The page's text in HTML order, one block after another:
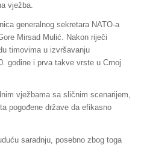
vježba.
generalnog sekretara NATO-a
Mirsad Mulić. Nakon riječi
timovima u izvršavanju
godine i prva takve vrste u Crnoj
vježbama sa sličnim scenarijem,
pogođene države da efikasno
saradnju, posebno zbog toga